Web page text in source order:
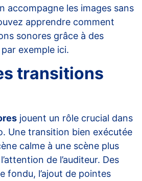
accompagne les images sans
apprendre comment
sonores grâce à des
exemple ici.
transitions
jouent un rôle crucial dans
Une transition bien exécutée
calme à une scène plus
de l’auditeur. Des
fondu, l’ajout de pointes